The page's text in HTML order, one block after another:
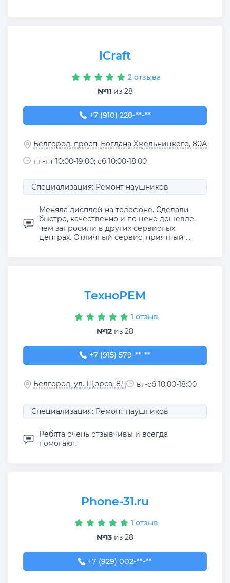
ICraft
2 отзыва
№11из 28
+7 (910) 228-50-17
+7 (910) 228-**-**
Белгород, просп. Богдана Хмельницкого, 80А
пн-пт 10:00-19:00; сб 10:00-18:00
Специализация: Ремонт наушников
Меняла дисплей на телефоне. Сделали
быстро, качественно и по цене дешевле,
чем запросили в других сервисных
центрах. Отличный сервис, приятный ...
ТехноРЕМ
1 отзыв
№12 из 28
+7 (915) 579-69-95
+7 (915) 579-**-**
Белгород, ул. Щорса, 8Д вт-сб 10:00-18:00
Специализация: Ремонт наушников
Ребята очень отзывчивы и всегда
помогают.
Phone-31.ru
1 отзыв
№13 из 28
+7 (929) 002-26-66
+7 (929) 002-**-**